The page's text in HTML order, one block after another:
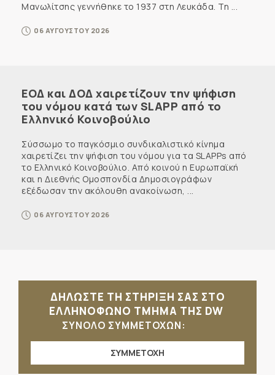
Μανωλίτσης γεννήθηκε το 1937 στη Λευκάδα. Τη ...
06 ΑΥΓΟΥΣΤΟΥ 2026
ΕΟΔ και ΔΟΔ χαιρετίζουν την ψήφιση
του νόμου κατά των SLAPP από το
Ελληνικό Κοινοβούλιο
Σύσσωμο το παγκόσμιο συνδικαλιστικό κίνημα
χαιρετίζει την ψήφιση του νόμου για τα SLAPPs από
το Ελληνικό Κοινοβούλιο. Από κοινού η Ευρωπαϊκή
και η Διεθνής Ομοσπονδία Δημοσιογράφων
εξέδωσαν την ακόλουθη ανακοίνωση, ...
06 ΑΥΓΟΥΣΤΟΥ 2026
ΔΗΛΩΣΤΕ ΤΗ ΣΤΗΡΙΞΗ ΣΑΣ ΣΤΟ
ΕΛΛΗΝΟΦΩΝΟ ΤΜΗΜΑ ΤΗΣ DW
ΣΥΝΟΛΟ ΣΥΜΜΕΤΟΧΩΝ:
ΣΥΜΜΕΤΟΧΗ